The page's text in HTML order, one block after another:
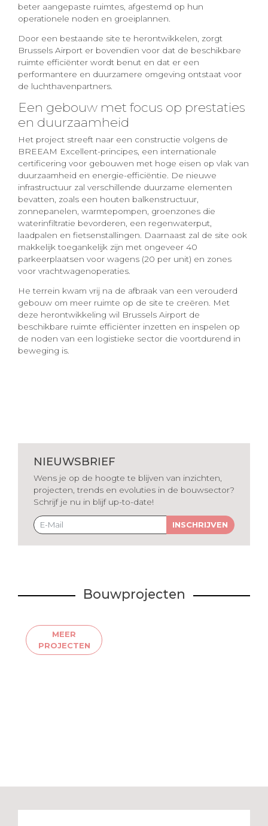
beter aangepaste ruimtes, afgestemd op hun
operationele noden en groeiplannen.
Door een bestaande site te herontwikkelen, zorgt
Brussels Airport er bovendien voor dat de beschikbare
ruimte efficiënter wordt benut en dat er een
performantere en duurzamere omgeving ontstaat voor
de luchthavenpartners.
Een gebouw met focus op prestaties
en duurzaamheid
Het project streeft naar een constructie volgens de
BREEAM Excellent-principes, een internationale
certificering voor gebouwen met hoge eisen op vlak van
duurzaamheid en energie-efficiëntie. De nieuwe
infrastructuur zal verschillende duurzame elementen
bevatten, zoals een houten balkenstructuur,
zonnepanelen, warmtepompen, groenzones die
waterinfiltratie bevorderen, een regenwaterput,
laadpalen en fietsenstallingen. Daarnaast zal de site ook
makkelijk toegankelijk zijn met ongeveer 40
parkeerplaatsen voor wagens (20 per unit) en zones
voor vrachtwagenoperaties.
He terrein kwam vrij na de afbraak van een verouderd
gebouw om meer ruimte op de site te creëren. Met
deze herontwikkeling wil Brussels Airport de
beschikbare ruimte efficiënter inzetten en inspelen op
de noden van een logistieke sector die voortdurend in
beweging is.
NIEUWSBRIEF
Wens je op de hoogte te blijven van inzichten,
projecten, trends en evoluties in de bouwsector?
Schrijf je nu in blijf up-to-date!
INSCHRIJVEN
Bouwprojecten
MEER
PROJECTEN